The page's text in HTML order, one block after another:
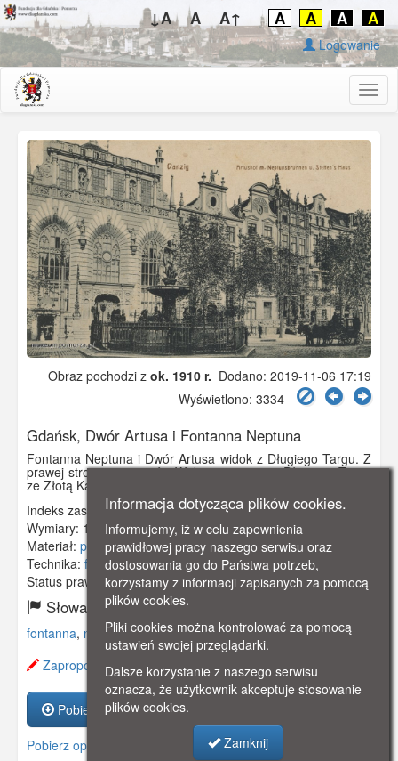
↓A A A↑ A A A A
Logowanie
Obraz pochodzi z ok. 1910 r. Dodano: 2019-11-06 17:19
Wyświetlono: 3334
Gdańsk, Dwór Artusa i Fontanna Neptuna
Fontanna Neptuna i Dwór Artusa widok z Długiego Targu. Z
prawej strony stoi powóz. Widoczna pierzeja Długiego Targu
ze Złotą Kamienicą. Obieg 1920 rok.
Indeks zasobu:GSP01727
Wymiary: 140 x 90 mm
Materiał: pocztówka
Technika: fotografia czarno-biała
Status prawny:Użycie Niekomercyjne
Słowa kluczowe:
fontanna, neptuna ,dwór artusa,dom ławy,
Zaproponuj zmianę opisu.
Pobierz zasób
Pobierz opis
Informacja dotycząca plików cookies.
Informujemy, iż w celu zapewnienia
prawidłowej pracy naszego serwisu oraz
dostosowania go do Państwa potrzeb,
korzystamy z informacji zapisanych za pomocą
plików cookies.
Pliki cookies można kontrolować za pomocą
ustawień swojej przeglądarki.
Dalsze korzystanie z naszego serwisu
oznacza, że użytkownik akceptuje stosowanie
plików cookies.
Zamknij